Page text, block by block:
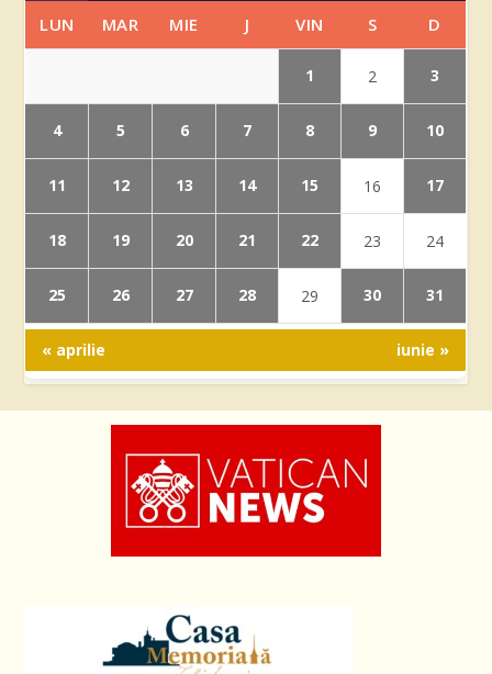
LUN MAR MIE J VIN S D
1 2 3
4 5 6 7 8 9 10
11 12 13 14 15 16 17
18 19 20 21 22 23 24
25 26 27 28 29 30 31
« aprilie iunie »